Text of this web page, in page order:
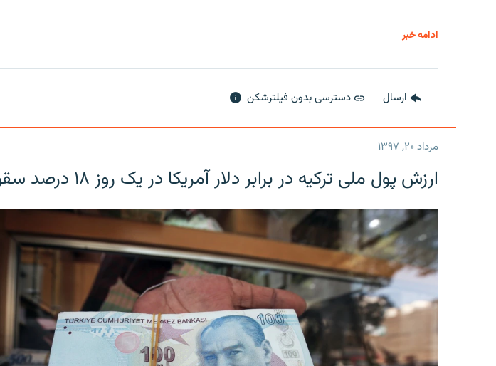
ادامه خبر
ارسال دسترسی بدون فیلترشکن
مرداد ۲۰, ۱۳۹۷
ارزش پول ملی ترکیه در برابر دلار آمریکا در یک روز ۱۸ درصد سقوط کرد